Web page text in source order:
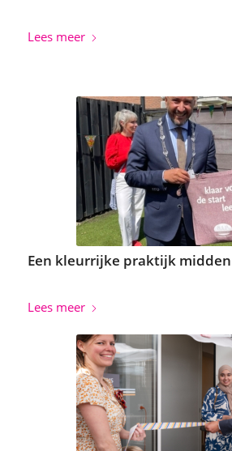
Lees meer
Een kleurrijke praktijk
Lees meer